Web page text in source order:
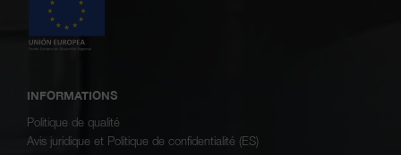
INFORMATIONS
Politique de qualité
Avis juridique et Politique de confidentialité (ES)